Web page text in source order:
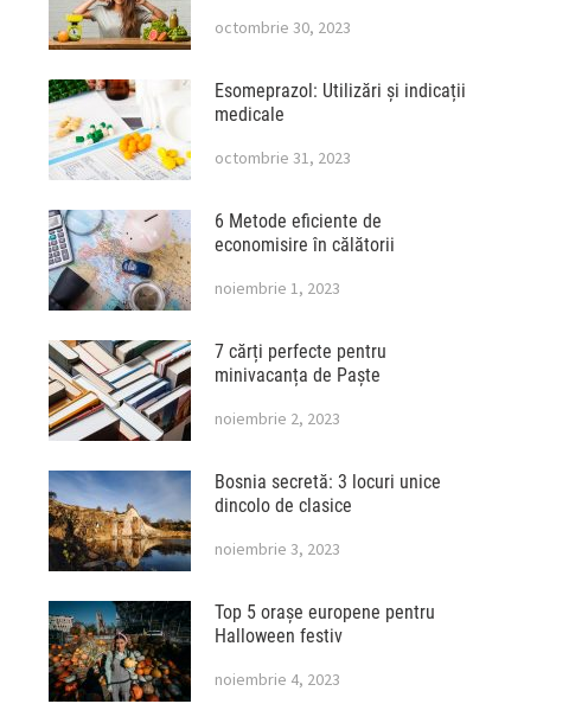
octombrie 30, 2023
Esomeprazol: Utilizări și indicații
medicale
octombrie 31, 2023
6 Metode eficiente de
economisire în călătorii
noiembrie 1, 2023
7 cărți perfecte pentru
minivacanța de Paște
noiembrie 2, 2023
Bosnia secretă: 3 locuri unice
dincolo de clasice
noiembrie 3, 2023
Top 5 orașe europene pentru
Halloween festiv
noiembrie 4, 2023